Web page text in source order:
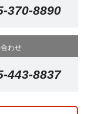
370-8890
わせ
443-8837